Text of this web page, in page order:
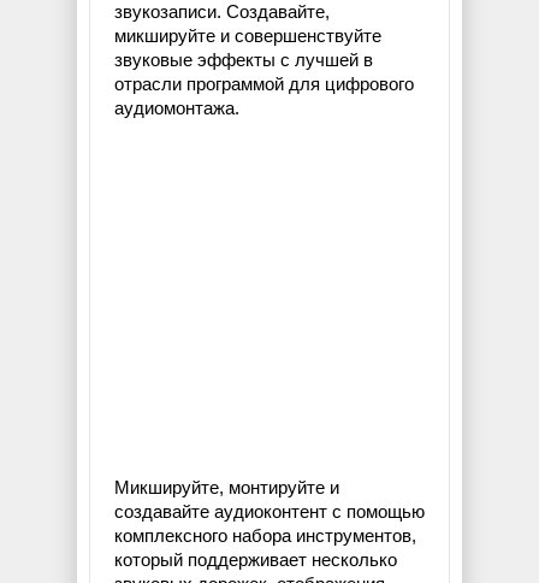
звукозаписи. Создавайте,
микшируйте и совершенствуйте
звуковые эффекты с лучшей в
отрасли программой для цифрового
аудиомонтажа.
Микшируйте, монтируйте и
создавайте аудиоконтент с помощью
комплексного набора инструментов,
который поддерживает несколько